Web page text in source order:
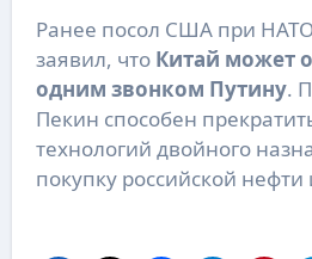
Ранее посол США при
заявил, что Китай может
одним звонком Путину.
Пекин способен
технологий двойного
покупку российской нефти